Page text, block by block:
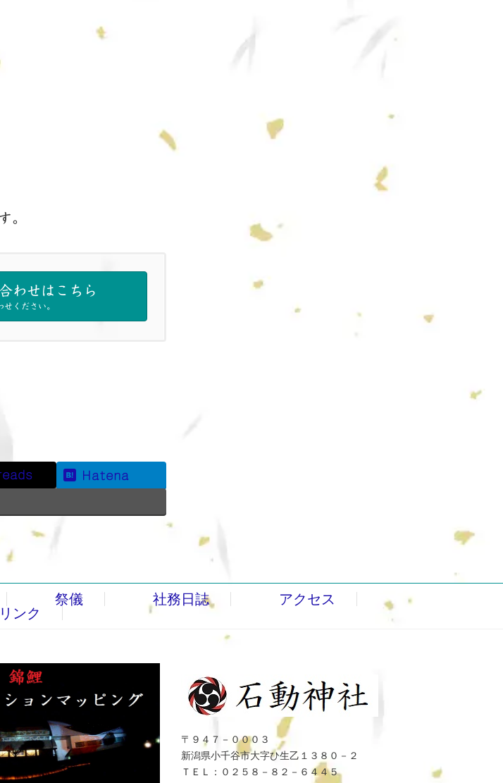
。
わせはこちら
ください。
Hatena
祭儀 社務日誌
アクセス
リンク
〒９４７－０００３
新潟県小千谷市大字ひ生乙１３８０－２
ＴＥＬ：０２５８－８２－６４４５